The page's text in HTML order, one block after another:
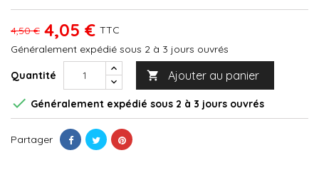
4,50 € 4,05 € TTC
Généralement expédié sous 2 à 3 jours ouvrés
Quantité  Ajouter au panier
 Généralement expédié sous 2 à 3 jours ouvrés
Partager